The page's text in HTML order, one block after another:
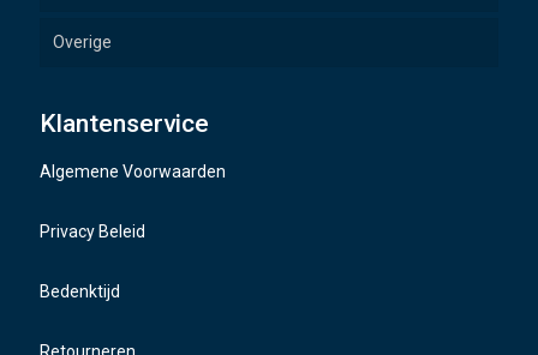
Overige
Klantenservice
Algemene Voorwaarden
Privacy Beleid
Bedenktijd